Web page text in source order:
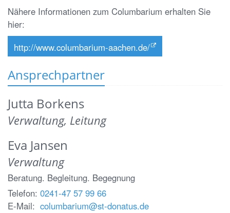
Nähere Informationen zum Columbarium erhalten Sie
hier:
http://www.columbarium-aachen.de/
Ansprechpartner
Jutta Borkens
Verwaltung, Leitung
Eva Jansen
Verwaltung
Beratung. Begleitung. Begegnung
Telefon: 0241-47 57 99 66
E-Mail: columbarium@st-donatus.de